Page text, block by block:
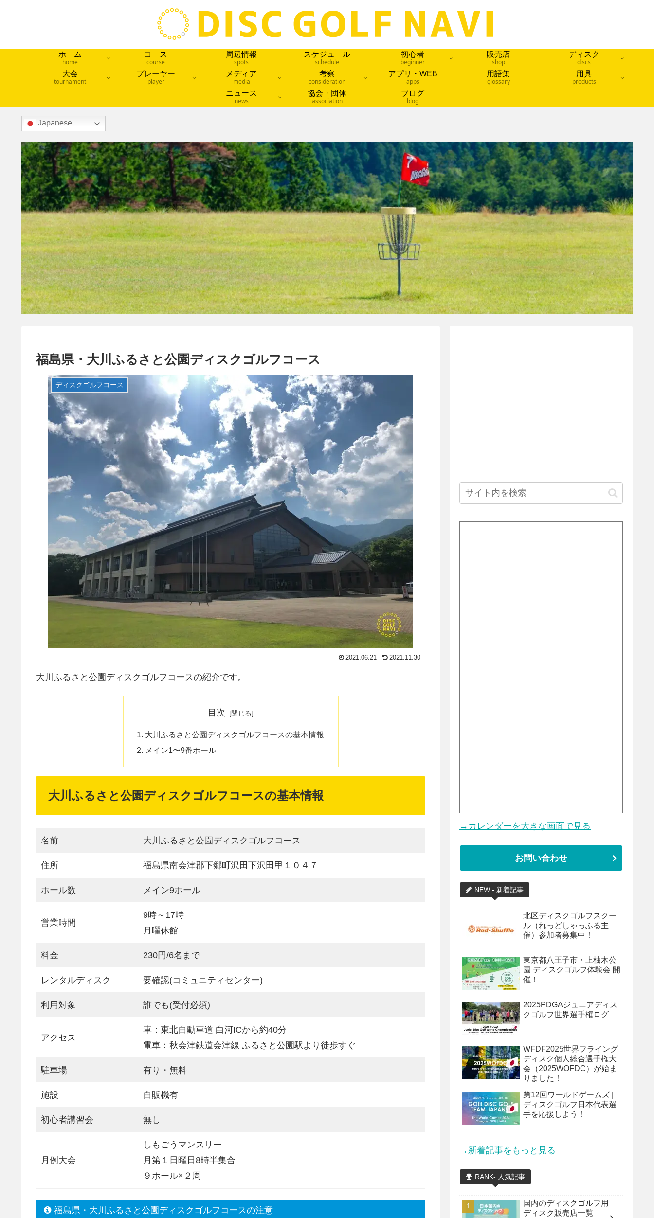
ホーム
home
コース
course
周辺情報
spots
スケジュール
schedule
初心者
beginner
販売店
shop
ディスク
discs
大会
tournament
プレーヤー
player
メディア
media
考察
consideration
アプリ・WEB
apps
用語集
glossary
用具
products
ニュース
news
協会・団体
association
ブログ
blog
Japanese
福島県・大川ふるさと公園ディスクゴルフコース
ディスクゴルフコース
2021.06.21 2021.11.30
大川ふるさと公園ディスクゴルフコースの紹介です。
目次
大川ふるさと公園ディスクゴルフコースの基本情報
メイン1〜9番ホール
大川ふるさと公園ディスクゴルフコースの基本情報
名前 大川ふるさと公園ディスクゴルフコース
住所 福島県南会津郡下郷町沢田下沢田甲１０４７
ホール数 メイン9ホール
営業時間
9時～17時
月曜休館
料金 230円/6名まで
レンタルディスク 要確認(コミュニティセンター)
利用対象 誰でも(受付必須)
アクセス
車：東北自動車道 白河ICから約40分
電車：秋会津鉄道会津線 ふるさと公園駅より徒歩すぐ
駐車場 有り・無料
施設 自販機有
初心者講習会 無し
月例大会
しもごうマンスリー
月第１日曜日8時半集合
９ホール×２周
福島県・大川ふるさと公園ディスクゴルフコースの注意
→カレンダーを大きな画面で見る
お問い合わせ
NEW - 新着記事
北区ディスクゴルフスクー
ル（れっどしゃっふる主
催）参加者募集中！
東京都八王子市・上柚木公
園 ディスクゴルフ体験会 開
催！
2025PDGAジュニアディス
クゴルフ世界選手権ログ
WFDF2025世界フライング
ディスク個人総合選手権大
会（2025WOFDC）が始ま
りました！
第12回ワールドゲームズ |
ディスクゴルフ日本代表選
手を応援しよう！
→新着記事をもっと見る
RANK- 人気記事
国内のディスクゴルフ用
ディスク販売店一覧